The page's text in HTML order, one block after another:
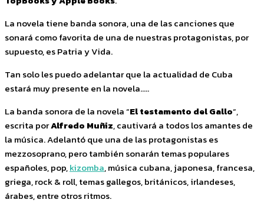
La novela tiene banda sonora, una de las canciones que
sonará como favorita de una de nuestras protagonistas, por
supuesto, es Patria y Vida.
Tan solo les puedo adelantar que la actualidad de Cuba
estará muy presente en la novela…..
La banda sonora de la novela “El testamento del Gallo“,
escrita porAlfredo Muñiz, cautivará a todos los amantes de
la música. Adelantó que una de las protagonistas es
mezzosoprano, pero también sonarán temas populares
españoles, pop,kizomba, música cubana, japonesa, francesa,
griega, rock & roll, temas gallegos, británicos, irlandeses,
árabes, entre otros ritmos.